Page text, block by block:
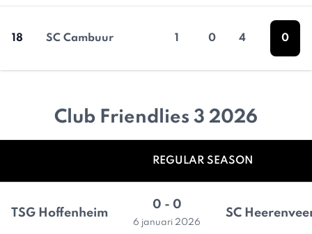
18 SC Cambuur 1 0 4 0
Club Friendlies 3 2026
REGULAR SEASON
TSG Hoffenheim
0 - 0
6 januari 2026
SC